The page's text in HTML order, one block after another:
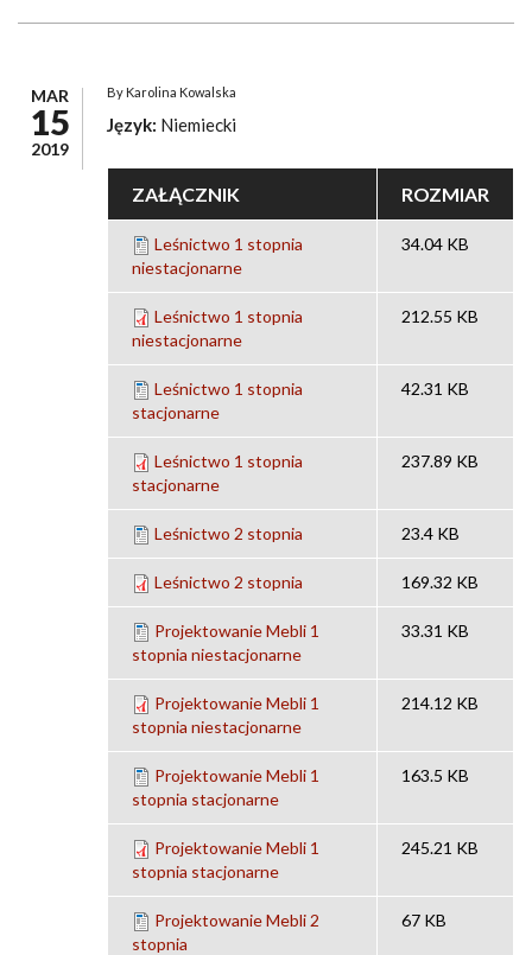
MAR
15
2019
By Karolina Kowalska
Język: Niemiecki
ZAŁĄCZNIK ROZMIAR
Leśnictwo 1 stopnia
niestacjonarne
34.04 KB
Leśnictwo 1 stopnia
niestacjonarne
212.55 KB
Leśnictwo 1 stopnia
stacjonarne
42.31 KB
Leśnictwo 1 stopnia
stacjonarne
237.89 KB
Leśnictwo 2 stopnia 23.4 KB
Leśnictwo 2 stopnia 169.32 KB
Projektowanie Mebli 1
stopnia niestacjonarne
33.31 KB
Projektowanie Mebli 1
stopnia niestacjonarne
214.12 KB
Projektowanie Mebli 1
stopnia stacjonarne
163.5 KB
Projektowanie Mebli 1
stopnia stacjonarne
245.21 KB
Projektowanie Mebli 2
stopnia
67 KB